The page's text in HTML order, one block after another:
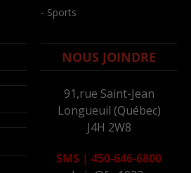
- Sports
NOUS JOINDRE
91,rue Saint-Jean
Longueuil (Québec)
J4H 2W8
SMS | 450-646-6800